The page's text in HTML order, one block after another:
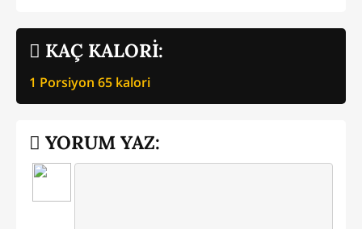
KAÇ KALORİ:
1 Porsiyon 65 kalori
YORUM YAZ: